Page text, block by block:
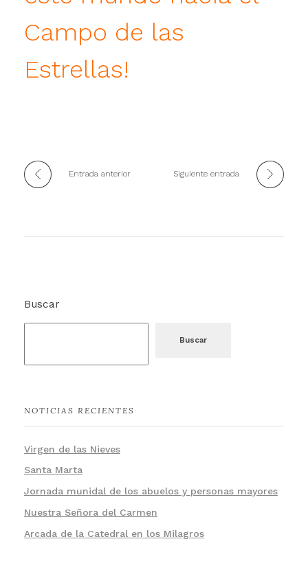
Campo de las
Estrellas!
Entrada anterior Siguiente entrada
Buscar
Buscar
NOTICIAS RECIENTES
Virgen de las Nieves
Santa Marta
Jornada munidal de los abuelos y personas mayores
Nuestra Señora del Carmen
Arcada de la Catedral en los Milagros